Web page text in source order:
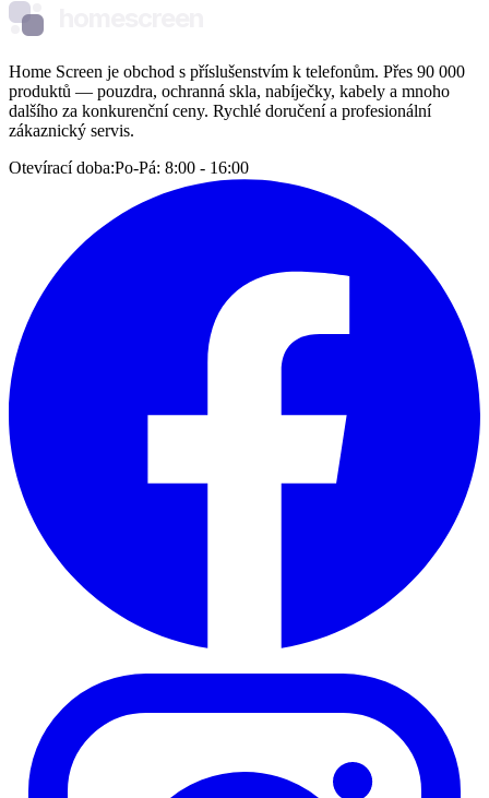
Home Screen je obchod s příslušenstvím k telefonům. Přes 90 000
produktů — pouzdra, ochranná skla, nabíječky, kabely a mnoho
dalšího za konkurenční ceny. Rychlé doručení a profesionální
zákaznický servis.
Otevírací doba:Po-Pá: 8:00 - 16:00